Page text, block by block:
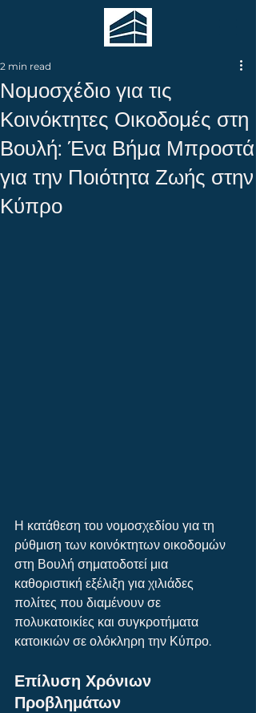
Νομοσχέδιο για τις
Κοινόκτητες Οικοδομές στη
Βουλή: Ένα Βήμα Μπροστά
για την Ποιότητα Ζωής στην
Κύπρο
2 min read
Η κατάθεση του νομοσχεδίου για τη
ρύθμιση των κοινόκτητων οικοδομών
στη Βουλή σηματοδοτεί μια
καθοριστική εξέλιξη για χιλιάδες
πολίτες που διαμένουν σε
πολυκατοικίες και συγκροτήματα
κατοικιών σε ολόκληρη την Κύπρο.
Επίλυση Χρόνιων
Προβλημάτων